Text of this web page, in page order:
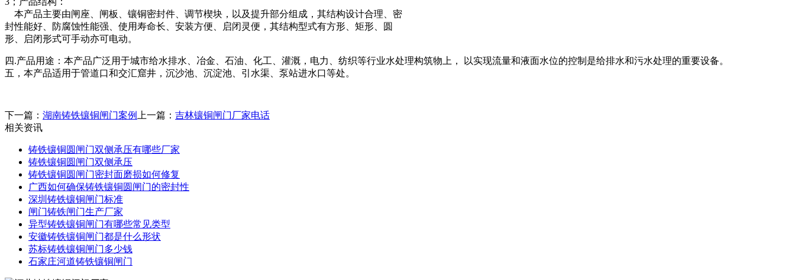
本产品主要由闸座、闸板、镶铜密封件、调节楔块，以及提升部分组成，其结构设计合理、密
封性能好、防腐蚀性能强、使用寿命长、安装方便、启闭灵便，其结构型式有方形、矩形、圆
形、启闭形式可手动亦可电动。
四.产品用途：本产品广泛用于城市给水排水、冶金、石油、化工、灌溉，电力、纺织等行业水处理构筑物上， 以实现流量和液面水位的控制是给排水和污水处理的重要设备。
五，本产品适用于管道口和交汇窟井，沉沙池、沉淀池、引水渠、泵站进水口等处。
下一篇： 湖南铸铁镶铜闸门案例 上一篇： 吉林镶铜闸门厂家电话
相关资讯
铸铁镶铜圆闸门双侧承压有哪些厂家
铸铁镶铜圆闸门双侧承压
铸铁镶铜圆闸门密封面磨损如何修复
广西如何确保铸铁镶铜圆闸门的密封性
深圳铸铁镶铜闸门标准
闸门铸铁闸门生产厂家
异型铸铁镶铜闸门有哪些常见类型
安徽铸铁镶铜闸门都是什么形状
苏标铸铁镶铜闸门多少钱
石家庄河道铸铁镶铜闸门